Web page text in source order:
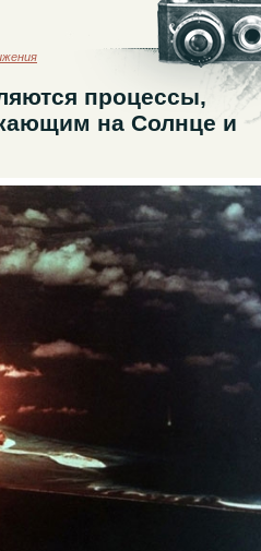
процессы,
на Солнце и